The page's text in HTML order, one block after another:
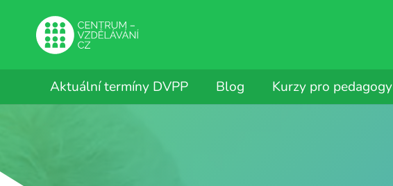
Aktuální termíny DVPP Blog Kurzy pro pedagogy